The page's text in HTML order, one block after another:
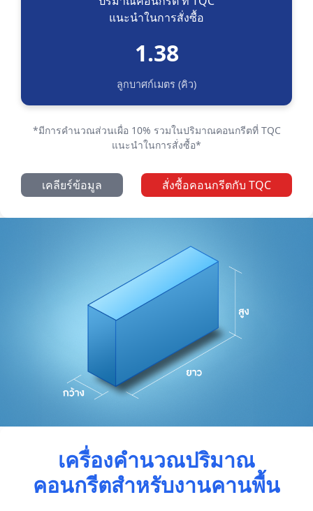
แนะนำในการสั่งซื้อ
1.38
ลูกบาศก์เมตร (คิว)
*มีการคำนวณส่วนเผื่อ 10% รวมในปริมาณคอนกรีตที่ TQC
แนะนำในการสั่งซื้อ*
เคลียร์ข้อมูล สั่งซื้อคอนกรีตกับ TQC
เครื่องคำนวณปริมาณ
คอนกรีตสำหรับงานคานพื้น